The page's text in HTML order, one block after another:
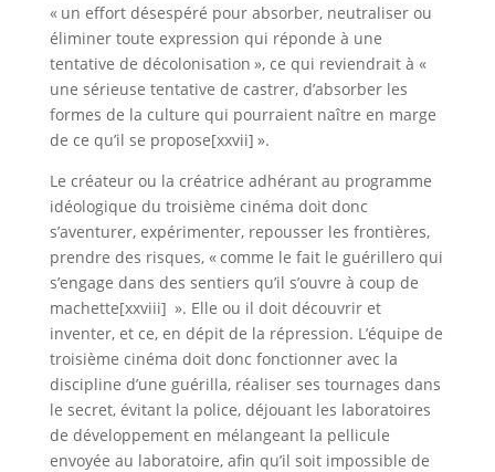
« un effort désespéré pour absorber, neutraliser ou
éliminer toute expression qui réponde à une
tentative de décolonisation », ce qui reviendrait à «
une sérieuse tentative de castrer, d’absorber les
formes de la culture qui pourraient naître en marge
de ce qu’il se propose[xxvii] ».
Le créateur ou la créatrice adhérant au programme
idéologique du troisième cinéma doit donc
s’aventurer, expérimenter, repousser les frontières,
prendre des risques, « comme le fait le guérillero qui
s’engage dans des sentiers qu’il s’ouvre à coup de
machette[xxviii] ». Elle ou il doit découvrir et
inventer, et ce, en dépit de la répression. L’équipe de
troisième cinéma doit donc fonctionner avec la
discipline d’une guérilla, réaliser ses tournages dans
le secret, évitant la police, déjouant les laboratoires
de développement en mélangeant la pellicule
envoyée au laboratoire, afin qu’il soit impossible de